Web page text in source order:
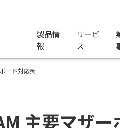
製品情
報
サービ
ス
ード対応表
主要マザ